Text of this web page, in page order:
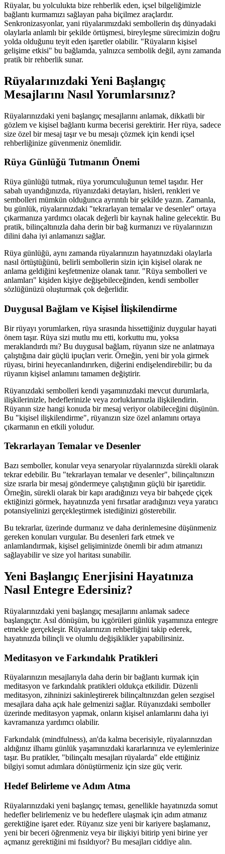
Rüyalar, bu yolculukta bize rehberlik eden, içsel bilgeliğimizle
bağlantı kurmamızı sağlayan paha biçilmez araçlardır.
Senkronizasyonlar, yani rüyalarımızdaki sembollerin dış dünyadaki
olaylarla anlamlı bir şekilde örtüşmesi, bireyleşme sürecimizin doğru
yolda olduğunu teyit eden işaretler olabilir. "Rüyaların kişisel
gelişime etkisi" bu bağlamda, yalnızca sembolik değil, aynı zamanda
pratik bir rehberlik sunar.
Rüyalarınızdaki Yeni Başlangıç
Mesajlarını Nasıl Yorumlarsınız?
Rüyalarınızdaki yeni başlangıç mesajlarını anlamak, dikkatli bir
gözlem ve kişisel bağlantı kurma becerisi gerektirir. Her rüya, sadece
size özel bir mesaj taşır ve bu mesajı çözmek için kendi içsel
rehberliğinize güvenmeniz önemlidir.
Rüya Günlüğü Tutmanın Önemi
Rüya günlüğü tutmak, rüya yorumculuğunun temel taşıdır. Her
sabah uyandığınızda, rüyanızdaki detayları, hisleri, renkleri ve
sembolleri mümkün olduğunca ayrıntılı bir şekilde yazın. Zamanla,
bu günlük, rüyalarınızdaki "tekrarlayan temalar ve desenler" ortaya
çıkarmanıza yardımcı olacak değerli bir kaynak haline gelecektir. Bu
pratik, bilinçaltınızla daha derin bir bağ kurmanızı ve rüyalarınızın
dilini daha iyi anlamanızı sağlar.
Rüya günlüğü, aynı zamanda rüyalarınızın hayatınızdaki olaylarla
nasıl örtüştüğünü, belirli sembollerin sizin için kişisel olarak ne
anlama geldiğini keşfetmenize olanak tanır. "Rüya sembolleri ve
anlamları" kişiden kişiye değişebileceğinden, kendi semboller
sözlüğünüzü oluşturmak çok değerlidir.
Duygusal Bağlam ve Kişisel İlişkilendirme
Bir rüyayı yorumlarken, rüya sırasında hissettiğiniz duygular hayati
önem taşır. Rüya sizi mutlu mu etti, korkuttu mu, yoksa
meraklandırdı mı? Bu duygusal bağlam, rüyanın size ne anlatmaya
çalıştığına dair güçlü ipuçları verir. Örneğin, yeni bir yola girmek
rüyası, birini heyecanlandırırken, diğerini endişelendirebilir; bu da
rüyanın kişisel anlamını tamamen değiştirir.
Rüyanızdaki sembolleri kendi yaşamınızdaki mevcut durumlarla,
ilişkilerinizle, hedeflerinizle veya zorluklarınızla ilişkilendirin.
Rüyanın size hangi konuda bir mesaj veriyor olabileceğini düşünün.
Bu "kişisel ilişkilendirme", rüyanızın size özel anlamını ortaya
çıkarmanın en etkili yoludur.
Tekrarlayan Temalar ve Desenler
Bazı semboller, konular veya senaryolar rüyalarınızda sürekli olarak
tekrar edebilir. Bu "tekrarlayan temalar ve desenler", bilinçaltınızın
size ısrarla bir mesaj göndermeye çalıştığının güçlü bir işaretidir.
Örneğin, sürekli olarak bir kapı aradığınızı veya bir bahçede çiçek
ektiğinizi görmek, hayatınızda yeni fırsatlar aradığınızı veya yaratıcı
potansiyelinizi gerçekleştirmek istediğinizi gösterebilir.
Bu tekrarlar, üzerinde durmanız ve daha derinlemesine düşünmeniz
gereken konuları vurgular. Bu desenleri fark etmek ve
anlamlandırmak, kişisel gelişiminizde önemli bir adım atmanızı
sağlayabilir ve size yol haritası sunabilir.
Yeni Başlangıç Enerjisini Hayatınıza
Nasıl Entegre Edersiniz?
Rüyalarınızdaki yeni başlangıç mesajlarını anlamak sadece
başlangıçtır. Asıl dönüşüm, bu içgörüleri günlük yaşamınıza entegre
etmekle gerçekleşir. Rüyalarınızın rehberliğini takip ederek,
hayatınızda bilinçli ve olumlu değişiklikler yapabilirsiniz.
Meditasyon ve Farkındalık Pratikleri
Rüyalarınızın mesajlarıyla daha derin bir bağlantı kurmak için
meditasyon ve farkındalık pratikleri oldukça etkilidir. Düzenli
meditasyon, zihninizi sakinleştirerek bilinçaltınızdan gelen sezgisel
mesajlara daha açık hale gelmenizi sağlar. Rüyanızdaki semboller
üzerinde meditasyon yapmak, onların kişisel anlamlarını daha iyi
kavramanıza yardımcı olabilir.
Farkındalık (mindfulness), an'da kalma becerisiyle, rüyalarınızdan
aldığınız ilhamı günlük yaşamınızdaki kararlarınıza ve eylemlerinize
taşır. Bu pratikler, "bilinçaltı mesajları rüyalarda" elde ettiğiniz
bilgiyi somut adımlara dönüştürmeniz için size güç verir.
Hedef Belirleme ve Adım Atma
Rüyalarınızdaki yeni başlangıç teması, genellikle hayatınızda somut
hedefler belirlemeniz ve bu hedeflere ulaşmak için adım atmanız
gerektiğine işaret eder. Rüyanız size yeni bir kariyere başlamanız,
yeni bir beceri öğrenmeniz veya bir ilişkiyi bitirip yeni birine yer
açmanız gerektiğini mi fısıldıyor? Bu mesajları ciddiye alın.